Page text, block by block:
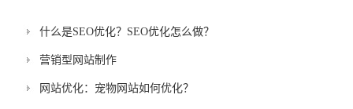
什么是SEO优化？SEO优化怎么做？
营销型网站制作
网站优化：宠物网站如何优化？